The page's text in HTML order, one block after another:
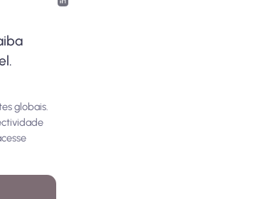
globais.